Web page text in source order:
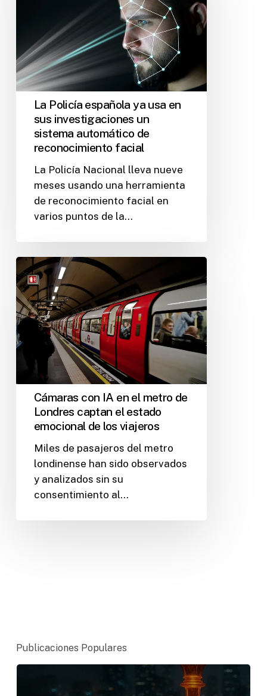
La Policía española ya usa en
sus investigaciones un
sistema automático de
reconocimiento facial
La Policía Nacional lleva nueve
meses usando una herramienta
de reconocimiento facial en
varios puntos de la…
Cámaras con IA en el metro de
Londres captan el estado
emocional de los viajeros
Miles de pasajeros del metro
londinense han sido observados
y analizados sin su
consentimiento al…
Publicaciones Populares